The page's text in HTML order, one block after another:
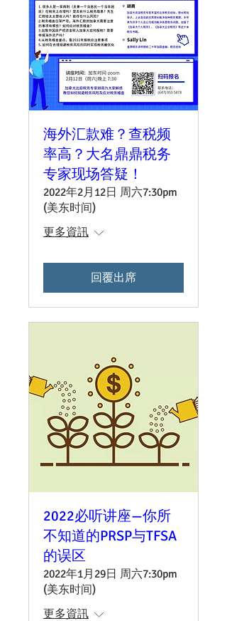
海外汇款难？查税频
率高？大名鼎鼎税务
专家现场答疑！
2022年2月12日 周六7:30pm
(美东时间)
更多資訊
回覆出席
2022必听讲座—你所
不知道的PRSP与TFSA
的误区
2022年1月29日 周六7:30pm
(美东时间)
更多資訊